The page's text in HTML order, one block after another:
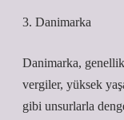
3. Danimarka
Danimarka,
vergiler, yüksek
gibi unsurlarla